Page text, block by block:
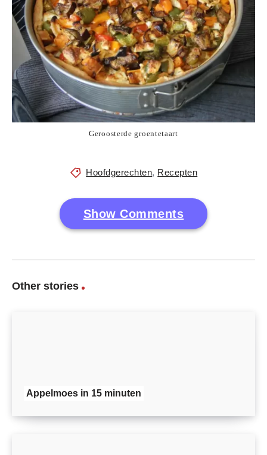
Geroosterde groentetaart
Hoofdgerechten, Recepten
Show Comments
Other stories
Appelmoes in 15 minuten